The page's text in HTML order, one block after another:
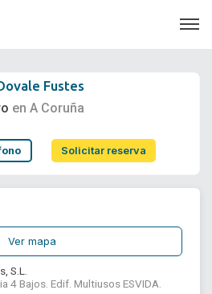
Soporte
Fustes
en A Coruña
Solicitar reserva
Ver mapa
S.L.
4 Bajos. Edif. Multiusos ESVIDA.